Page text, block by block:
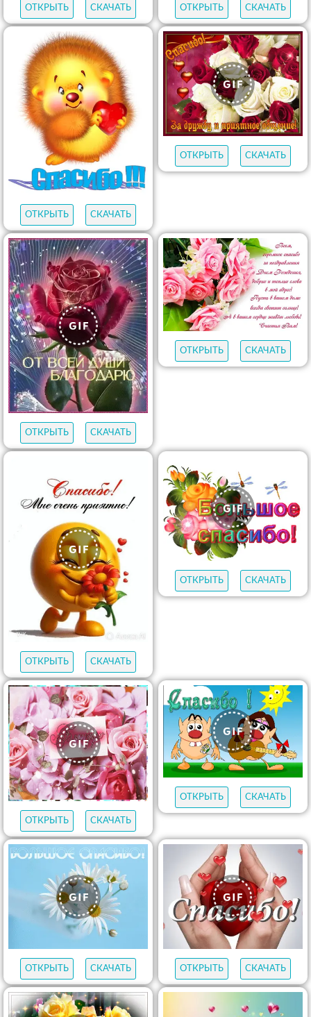
ОТКРЫТЬ СКАЧАТЬ ОТКРЫТЬ СКАЧАТЬ
ОТКРЫТЬ СКАЧАТЬ
ОТКРЫТЬ СКАЧАТЬ
ОТКРЫТЬ СКАЧАТЬ
ОТКРЫТЬ СКАЧАТЬ
ОТКРЫТЬ СКАЧАТЬ
ОТКРЫТЬ СКАЧАТЬ
ОТКРЫТЬ СКАЧАТЬ
ОТКРЫТЬ СКАЧАТЬ
ОТКРЫТЬ СКАЧАТЬ ОТКРЫТЬ СКАЧАТЬ